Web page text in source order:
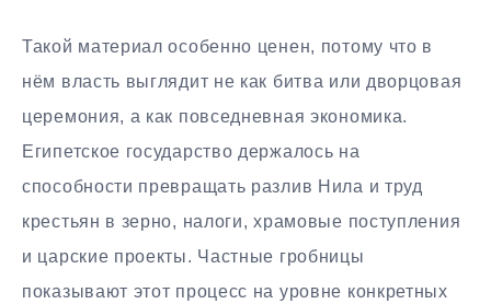
Такой материал особенно ценен, потому что в
нём власть выглядит не как битва или дворцовая
церемония, а как повседневная экономика.
Египетское государство держалось на
способности превращать разлив Нила и труд
крестьян в зерно, налоги, храмовые поступления
и царские проекты. Частные гробницы
показывают этот процесс на уровне конкретных